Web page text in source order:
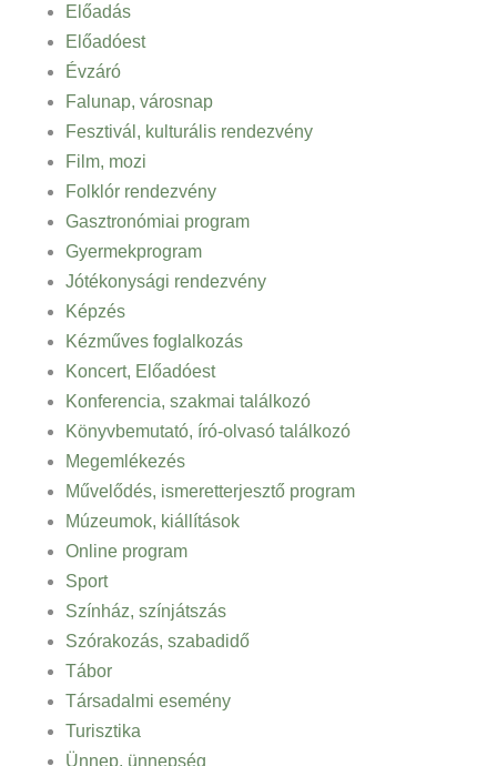
Előadás
Előadóest
Évzáró
Falunap, városnap
Fesztivál, kulturális rendezvény
Film, mozi
Folklór rendezvény
Gasztronómiai program
Gyermekprogram
Jótékonysági rendezvény
Képzés
Kézműves foglalkozás
Koncert, Előadóest
Konferencia, szakmai találkozó
Könyvbemutató, író-olvasó találkozó
Megemlékezés
Művelődés, ismeretterjesztő program
Múzeumok, kiállítások
Online program
Sport
Színház, színjátszás
Szórakozás, szabadidő
Tábor
Társadalmi esemény
Turisztika
Ünnep, ünnepség